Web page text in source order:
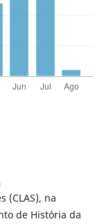
(CLAS), na
de História da